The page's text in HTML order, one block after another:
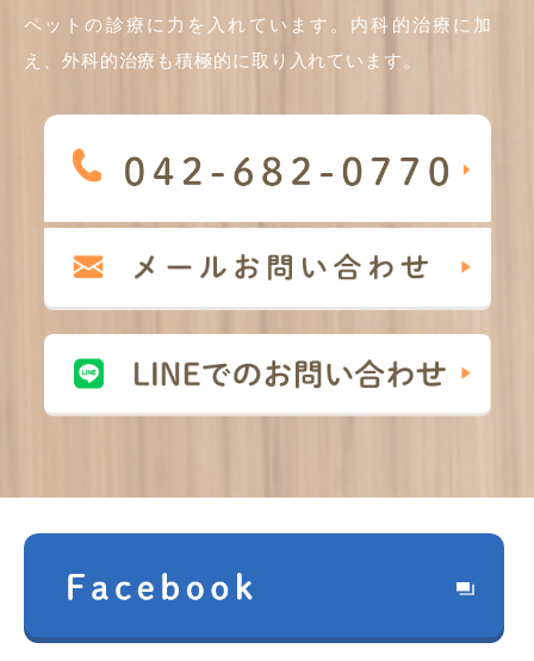
ペットの診療に力を入れています。内科的治療に加
え、外科的治療も積極的に取り入れています。